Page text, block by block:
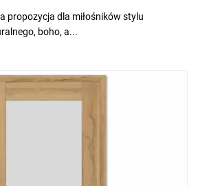
propozycja dla miłośników stylu
boho, a...